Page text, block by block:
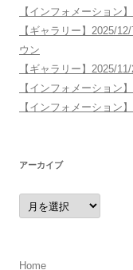
ー
シ
ョ
ン
【インフォメーション
【ギャラリー】2025/
ウン
【ギャラリー】2025/
【インフォメーション
【インフォメーション
アーカイブ
ア
ー
カ
Home